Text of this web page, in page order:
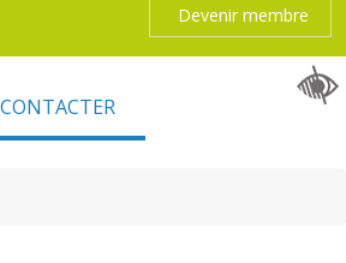
Devenir membre